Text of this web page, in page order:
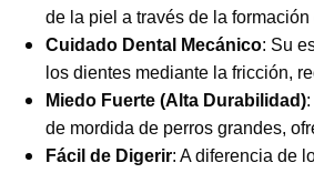
de la piel a través de la
Cuidado Dental Mecánico: Su
los dientes mediante la fricción,
Miedo Fuerte (Alta Durabilidad)
de mordida de perros grandes,
Fácil de Digerir: A diferencia de